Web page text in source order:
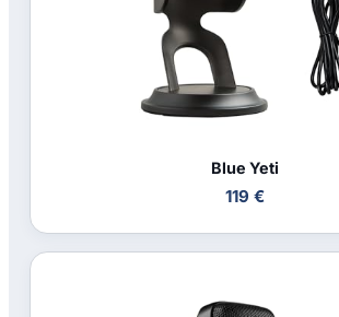
Blue Yeti
119 €